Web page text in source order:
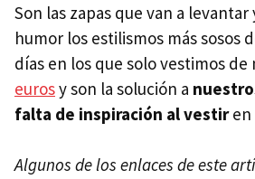
Son las zapas que van a
humor los estilismos más sosos
días en los que solo vestimos de
eurosy son la solución a
falta de inspiración al vestir
Algunos de los enlaces de este